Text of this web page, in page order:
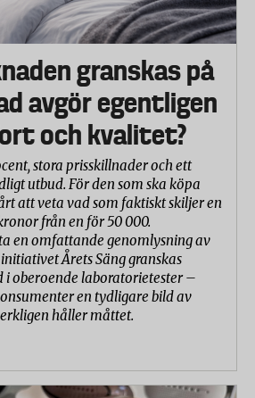
granskas på
avgör egentligen
och kvalitet?
stora prisskillnader och ett
utbud. För den som ska köpa
att veta vad som faktiskt skiljer en
från en för 50 000.
en omfattande genomlysning av
Årets Säng granskas
i oberoende laboratorietester –
en tydligare bild av
håller måttet.